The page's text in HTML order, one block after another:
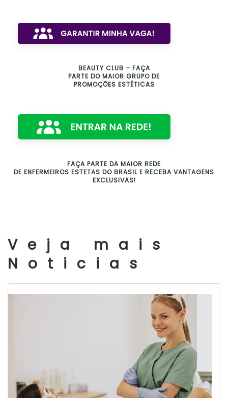
BEAUTY CLUB – FAÇA
PARTE DO MAIOR GRUPO DE
PROMOÇÕES ESTÉTICAS
FAÇA PARTE DA MAIOR REDE
DE ENFERMEIROS ESTETAS DO BRASIL E RECEBA VANTAGENS
EXCLUSIVAS!
Veja mais
Noticias